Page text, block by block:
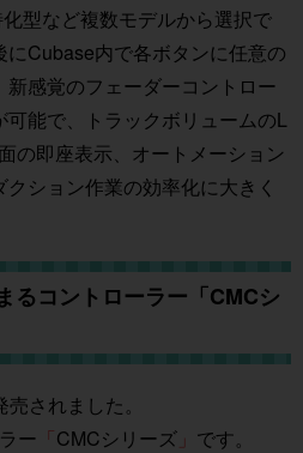
型など複数モデルから選択で
にCubase内で各ボタンに任意の
感覚のフェーダーコントロー
能で、トラックボリュームのL
の即座表示、オートメーション
ション作業の効率化に大きく
るコントローラー「CMCシ
されました。
ー 「CMCシリーズ です。